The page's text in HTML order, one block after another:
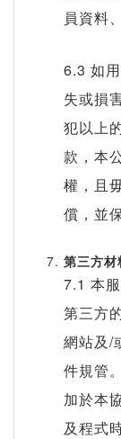
員資料
6.3 如
失或損
犯以上
款，本
權，且
償，並
第三方材
7.1 本
第三方
網站及/
件規管
加於本
及程式